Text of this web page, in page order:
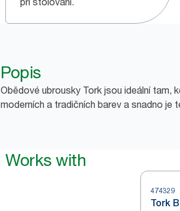
Popis
Obědové ubrousky Tork jsou ideální tam,
moderních a tradičních barev a snadno
Works with
474329
Tork